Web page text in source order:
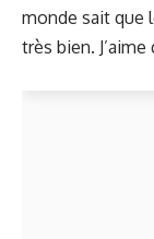
monde sait que
très bien.